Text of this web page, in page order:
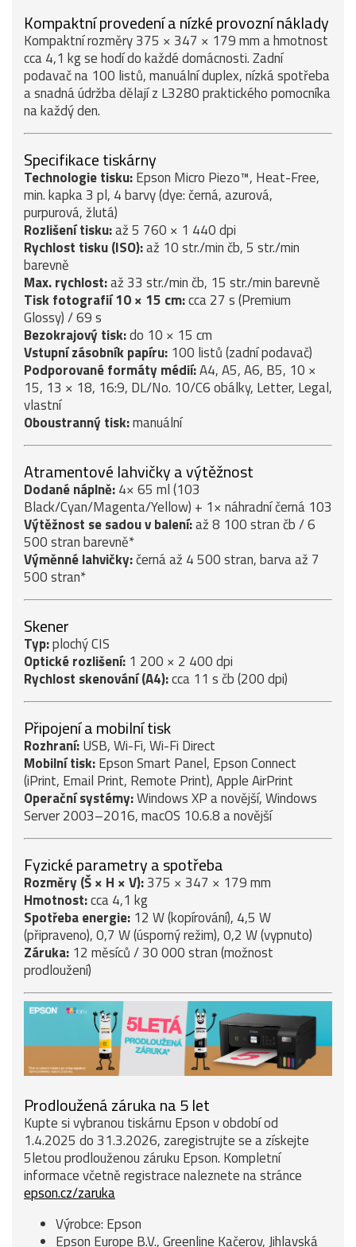
Kompaktní provedení a nízké provozní náklady
Kompaktní rozměry 375 × 347 × 179 mm a hmotnost
cca 4,1 kg se hodí do každé domácnosti. Zadní
podavač na 100 listů, manuální duplex, nízká spotřeba
a snadná údržba dělají z L3280 praktického pomocníka
na každý den.
Specifikace tiskárny
Technologie tisku:Epson Micro Piezo™, Heat-Free,
min. kapka 3 pl, 4 barvy (dye: černá, azurová,
purpurová, žlutá)
Rozlišení tisku:až 5 760 × 1 440 dpi
Rychlost tisku (ISO):až 10 str./min čb, 5 str./min
barevně
Max. rychlost:až 33 str./min čb, 15 str./min barevně
Tisk fotografií 10 × 15 cm:cca 27 s (Premium
Glossy) / 69 s
Bezokrajový tisk:do 10 × 15 cm
Vstupní zásobník papíru: 100 listů (zadní podavač)
Podporované formáty médií:A4, A5, A6, B5, 10 ×
15, 13 × 18, 16:9, DL/No. 10/C6 obálky, Letter, Legal,
vlastní
Oboustranný tisk:manuální
Atramentové lahvičky a výtěžnost
Dodané náplně:4× 65 ml (103
Black/Cyan/Magenta/Yellow) + 1× náhradní černá 103
Výtěžnost se sadou v balení:až 8 100 stran čb / 6
500 stran barevně*
Výměnné lahvičky:černá až 4 500 stran, barva až 7
500 stran*
Skener
Typ:plochý CIS
Optické rozlišení: 1 200 × 2 400 dpi
Rychlost skenování (A4):cca 11 s čb (200 dpi)
Připojení a mobilní tisk
Rozhraní:USB, Wi-Fi, Wi-Fi Direct
Mobilní tisk:Epson Smart Panel, Epson Connect
(iPrint, Email Print, Remote Print), Apple AirPrint
Operační systémy:Windows XP a novější, Windows
Server 2003–2016, macOS 10.6.8 a novější
Fyzické parametry a spotřeba
Rozměry (Š × H × V):375 × 347 × 179 mm
Hmotnost:cca 4,1 kg
Spotřeba energie: 12 W (kopírování), 4,5 W
(připraveno), 0,7 W (úsporný režim), 0,2 W (vypnuto)
Záruka: 12 měsíců / 30 000 stran (možnost
prodloužení)
Prodloužená záruka na 5 let
Kupte si vybranou tiskárnu Epson v období od
1.4.2025 do 31.3.2026, zaregistrujte se a získejte
5letou prodlouženou záruku Epson. Kompletní
informace včetně registrace naleznete na stránce
epson.cz/zaruka
Výrobce: Epson
Epson Europe B.V., Greenline Kačerov, Jihlavská